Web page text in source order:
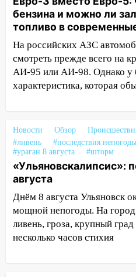
16:34 Из-за мощной
Ульяновске
время»
16:17 Мелекесский
Ульяновской
100 тысяч тонн зерна
Ульяновской области
тысяч заявлений
15:04 Фоторепортаж
после шторма:
затопленные улицы
14:28 Ураган вырвал
Деева в Заволжье
14:26 Жители
бензина и можно ли
топливо в
На российских АЗС
смотреть прежде всего
АИ-95 или АИ-98. Однако у
характеристика, которая
Новости Обзор
#ливень
#последствия непогоды
#ураган 8 августа
#шторм
«Ульяновскалипсис»:
августа
Днём 8 августа Ульяновск
мощной непогоды. На
ливень, гроза, крупный
несколько часов стихия